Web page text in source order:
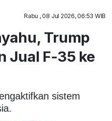
Rabu , 08 Jul 2026, 06:53 WIB
Trump
Jual F-35 ke
sistem